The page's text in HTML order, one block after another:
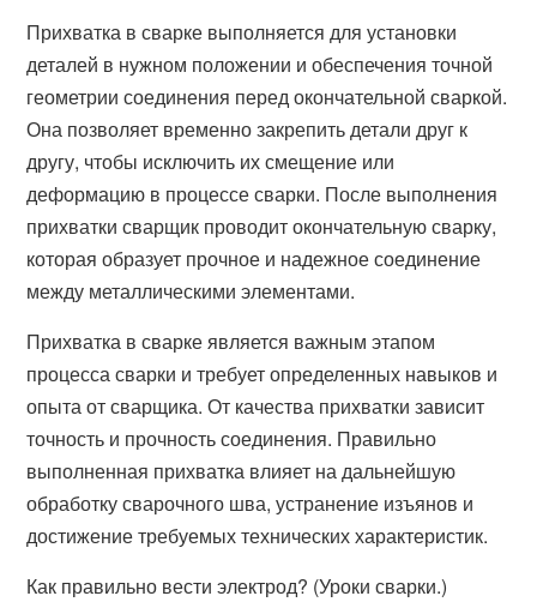
Прихватка в сварке выполняется для установки
деталей в нужном положении и обеспечения точной
геометрии соединения перед окончательной сваркой.
Она позволяет временно закрепить детали друг к
другу, чтобы исключить их смещение или
деформацию в процессе сварки. После выполнения
прихватки сварщик проводит окончательную сварку,
которая образует прочное и надежное соединение
между металлическими элементами.
Прихватка в сварке является важным этапом
процесса сварки и требует определенных навыков и
опыта от сварщика. От качества прихватки зависит
точность и прочность соединения. Правильно
выполненная прихватка влияет на дальнейшую
обработку сварочного шва, устранение изъянов и
достижение требуемых технических характеристик.
Как правильно вести электрод? (Уроки сварки.)